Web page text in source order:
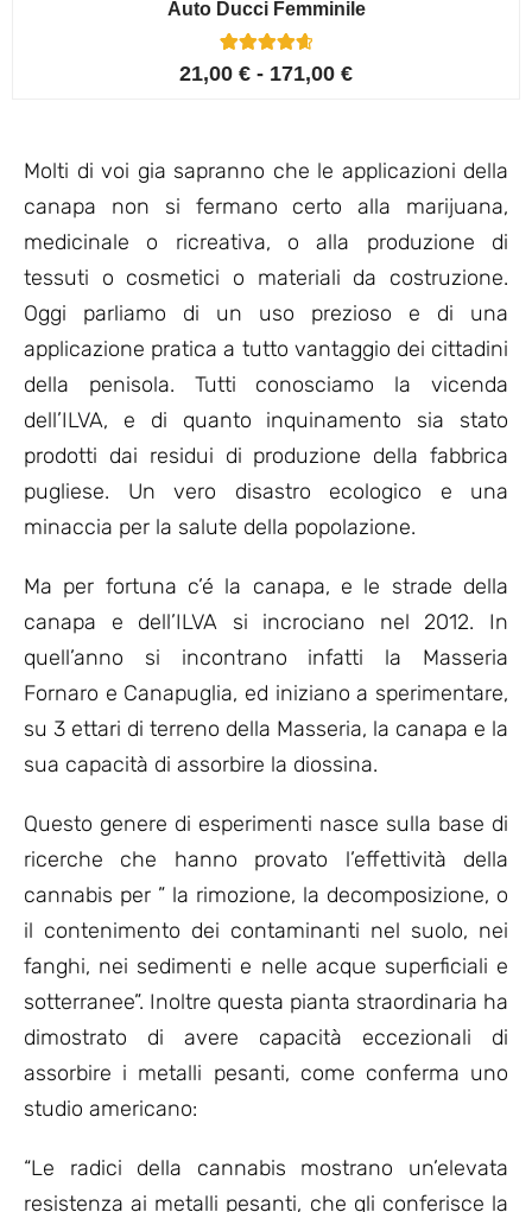
Auto Ducci Femminile
Valutato
4.75
4
21,00 € - 171,00 €
Molti di voi gia sapranno che le applicazioni della
canapa non si fermano certo alla marijuana,
medicinale o ricreativa, o alla produzione di
tessuti o cosmetici o materiali da costruzione.
Oggi parliamo di un uso prezioso e di una
applicazione pratica a tutto vantaggio dei cittadini
della penisola. Tutti conosciamo la vicenda
dell’ILVA, e di quanto inquinamento sia stato
prodotti dai residui di produzione della fabbrica
pugliese. Un vero disastro ecologico e una
minaccia per la salute della popolazione.
Ma per fortuna c’é la canapa, e le strade della
canapa e dell’ILVA si incrociano nel 2012. In
quell’anno si incontrano infatti la Masseria
Fornaro e Canapuglia, ed iniziano a sperimentare,
su 3 ettari di terreno della Masseria, la canapa e la
sua capacità di assorbire la diossina.
Questo genere di esperimenti nasce sulla base di
ricerche che hanno provato l’effettività della
cannabis per ” la rimozione, la decomposizione, o
il contenimento dei contaminanti nel suolo, nei
fanghi, nei sedimenti e nelle acque superficiali e
sotterranee”. Inoltre questa pianta straordinaria ha
dimostrato di avere capacità eccezionali di
assorbire i metalli pesanti, come conferma uno
studio americano:
“Le radici della cannabis mostrano un’elevata
resistenza ai metalli pesanti, che gli conferisce la